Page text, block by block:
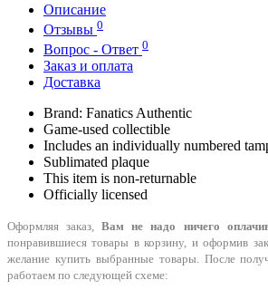
Описание
Отзывы 0
Вопрос - Ответ 0
Заказ и оплата
Доставка
Brand: Fanatics Authentic
Game-used collectible
Includes an individually numbered
Sublimated plaque
This item is non-returnable
Officially licensed
Оформляя заказ,Вам не надо ничего
понравившиеся товары в корзину, и оформив
желание купить выбранные товары. После
работаем по следующей схеме: